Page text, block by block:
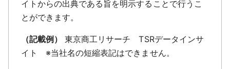
イトからの出典である旨を明示することで行うこ
とができます。
（記載例）
東京商工リサーチ TSRデータインサ
イト ※当社名の短縮表記はできません。